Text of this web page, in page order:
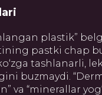
plastik”
pastki chap
tashlanarli,
buzmaydi.
va “minerallar